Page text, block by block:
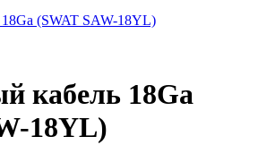
кабель 18Ga
18YL)